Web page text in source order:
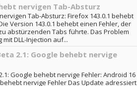
nervigen Tab-Absturz
Tab-Absturz: Firefox 143.0.1 behebt
Version 143.0.1 behebt einen Fehler, der
abstürzenden Tabs führte. Das Problem
DLL-Injection auf...
2.1: Google behebt nervige
Google behebt nervige Fehler: Android 16
behebt nervige Fehler Das Update adressiert